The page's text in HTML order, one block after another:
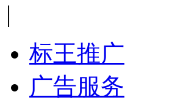
|
标王推广
广告服务